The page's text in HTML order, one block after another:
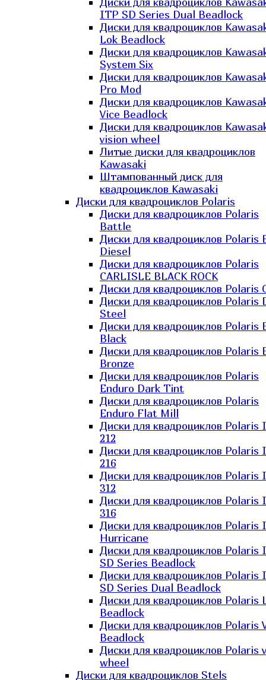
ITP SD Series Dual Beadlock
Диски для квадроциклов
Lok Beadlock
Диски для квадроциклов
System Six
Диски для квадроциклов
Pro Mod
Диски для квадроциклов
Vice Beadlock
Диски для квадроциклов
vision wheel
Литые диски для квадроциклов
Kawasaki​
Штампованный диск для
квадроциклов Kawasaki​
Диски для квадроциклов Polaris
Диски для квадроциклов Polaris
Battle
Диски для квадроциклов Polaris
Diesel
Диски для квадроциклов Polaris
CARLISLE BLACK ROCK
Диски для квадроциклов Polaris
Диски для квадроциклов Polaris
Steel
Диски для квадроциклов Polaris
Black
Диски для квадроциклов Polaris
Bronze
Диски для квадроциклов Polaris
Enduro Dark Tint
Диски для квадроциклов Polaris
Enduro Flat Mill
Диски для квадроциклов Polaris
212
Диски для квадроциклов Polaris
216
Диски для квадроциклов Polaris
312
Диски для квадроциклов Polaris
316
Диски для квадроциклов Polaris
Hurricane
Диски для квадроциклов Polaris
SD Series Beadlock
Диски для квадроциклов Polaris
SD Series Dual Beadlock
Диски для квадроциклов Polaris
Beadlock
Диски для квадроциклов Polaris
Beadlock
Диски для квадроциклов Polaris
wheel
Диски для квадроциклов Stels